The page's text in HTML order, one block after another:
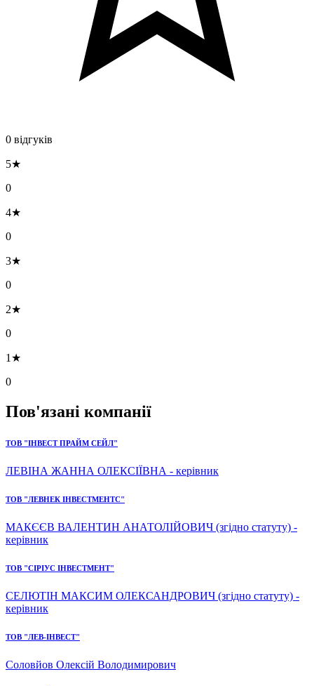
0 відгуків
5★
0
4★
0
3★
0
2★
0
1★
0
Пов'язані компанії
ТОВ "ІНВЕСТ ПРАЙМ СЕЙЛ"
ЛЕВІНА ЖАННА ОЛЕКСІЇВНА - керівник
ТОВ "ЛЕВНЕК ІНВЕСТМЕНТС"
МАКЄЄВ ВАЛЕНТИН АНАТОЛІЙОВИЧ (згідно статуту) -
керівник
ТОВ "СІРІУС ІНВЕСТМЕНТ"
СЕЛЮТІН МАКСИМ ОЛЕКСАНДРОВИЧ (згідно статуту) -
керівник
ТОВ "ЛЕВ-ІНВЕСТ"
Соловйов Олексій Володимирович